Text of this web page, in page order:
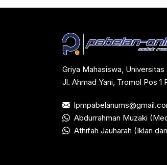
Griya Mahasiswa,
Jl. Ahmad Yani, Tromol Pos 1
Abdurrahman Muzaki
Athifah Jauharah (Iklan